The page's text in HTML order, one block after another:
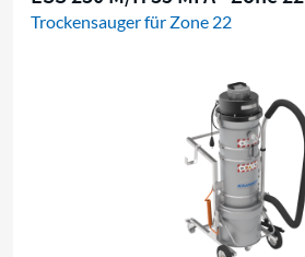
Trockensauger für Zone 22